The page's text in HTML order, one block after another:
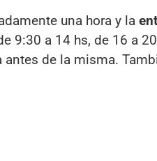
una hora y la
9:30 a 14 hs, de 16 a
de la misma.